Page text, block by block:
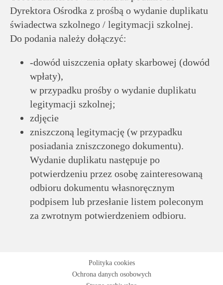
Dyrektora Ośrodka z prośbą o wydanie duplikatu
świadectwa szkolnego / legitymacji szkolnej.
Do podania należy dołączyć:
-dowód uiszczenia opłaty skarbowej (dowód
wpłaty),
w przypadku prośby o wydanie duplikatu
legitymacji szkolnej;
zdjęcie
zniszczoną legitymację (w przypadku
posiadania zniszczonego dokumentu).
Wydanie duplikatu następuje po
potwierdzeniu przez osobę zainteresowaną
odbioru dokumentu własnoręcznym
podpisem lub przesłanie listem poleconym
za zwrotnym potwierdzeniem odbioru.
Polityka cookies
Ochrona danych osobowych